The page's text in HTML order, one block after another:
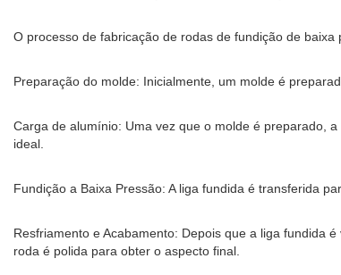
O processo de fabricação de rodas de fundição de baixa
Preparação do molde: Inicialmente, um molde é
Carga de alumínio: Uma vez que o molde é preparado,
ideal.
Fundição a Baixa Pressão: A liga fundida é transferida
Resfriamento e Acabamento: Depois que a liga fundida
roda é polida para obter o aspecto final.